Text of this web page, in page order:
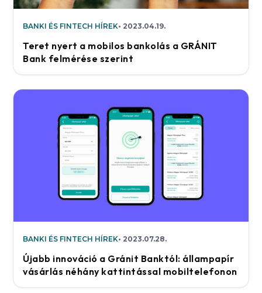
BANKI ÉS FINTECH HÍREK 2023.04.19.
Teret nyert a mobilos bankolás a GRÁNIT
Bank felmérése szerint
BANKI ÉS FINTECH HÍREK 2023.07.28.
Újabb innováció a Gránit Banktól: állampapír
vásárlás néhány kattintással mobiltelefonon